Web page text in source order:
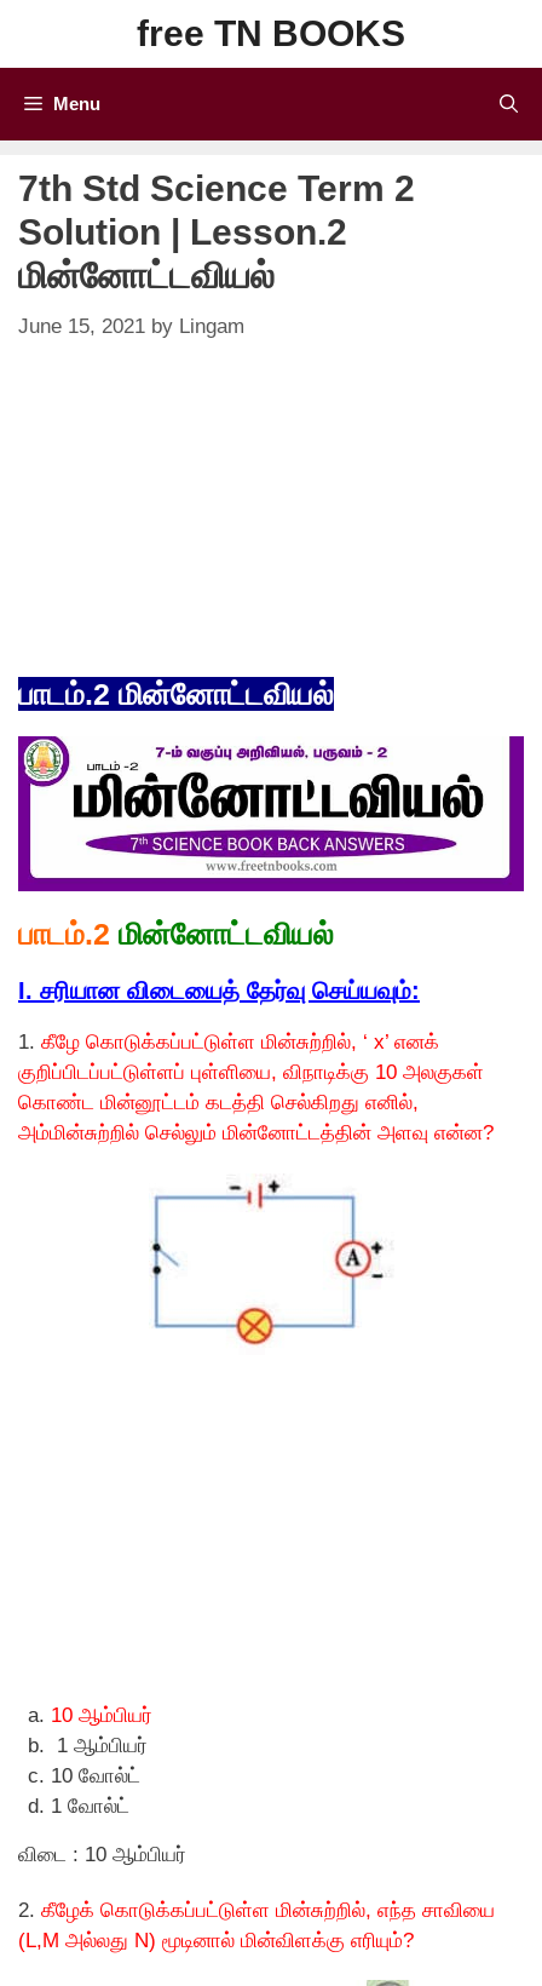
content
free TN BOOKS
Menu
7th Std Science Term 2
Solution | Lesson.2
மின்னோட்டவியல்
June 15, 2021 by Lingam
பாடம்.2 மின்னோட்டவியல்
பாடம்.2 மின்னோட்டவியல்
I. சரியான விடையைத் தேர்வு செய்யவும்:
1. கீழே கொடுக்கப்பட்டுள்ள மின்சுற்றில், ‘ x’ எனக்
குறிப்பிடப்பட்டுள்ளப் புள்ளியை, விநாடிக்கு 10 அலகுகள்
கொண்ட மின்னூட்டம் கடத்தி செல்கிறது எனில்,
அம்மின்சுற்றில் செல்லும் மின்னோட்டத்தின் அளவு என்ன?
10 ஆம்பியர்
1 ஆம்பியர்
10 வோல்ட்
1 வோல்ட்
விடை : 10 ஆம்பியர்
2. கீழேக் கொடுக்கப்பட்டுள்ள மின்சுற்றில், எந்த சாவியை
(L,M அல்லது N) மூடினால் மின்விளக்கு எரியும்?